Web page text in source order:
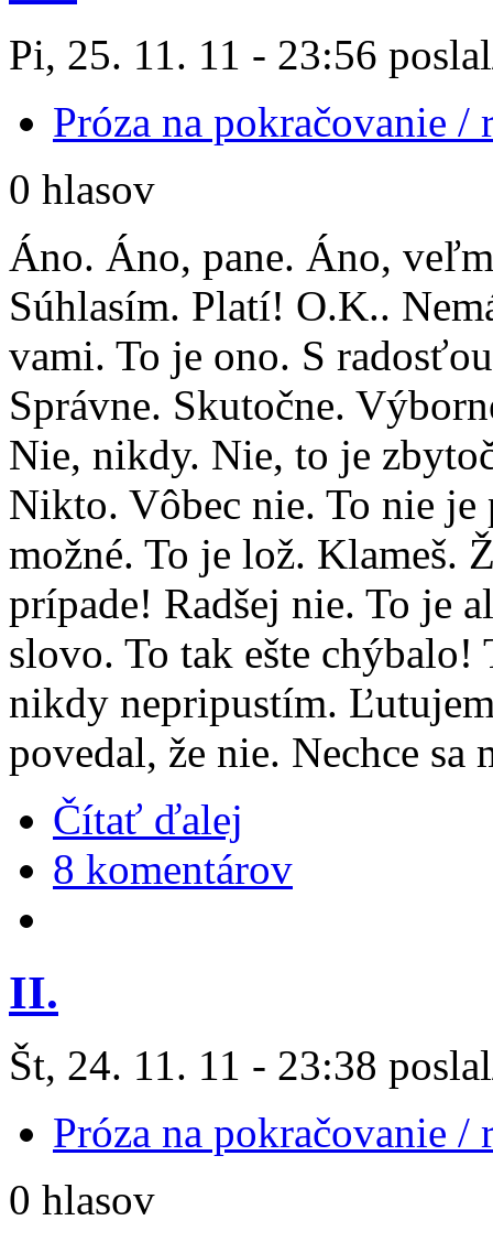
Pi, 25. 11. 11 - 23:56
Próza na pokračovanie /
0 hlasov
Áno. Áno, pane. Áno,
Súhlasím. Platí! O.K..
vami. To je ono. S
Správne. Skutočne.
Nie, nikdy. Nie, to je
Nikto. Vôbec nie. To nie je
možné. To je lož. Klameš.
prípade! Radšej nie. To je
slovo. To tak ešte chýbalo!
nikdy nepripustím.
povedal, že nie. Nechce
Čítať ďalej
8 komentárov
II.
Št, 24. 11. 11 - 23:38
Próza na pokračovanie /
0 hlasov